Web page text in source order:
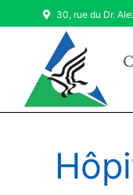
30, rue du Dr.